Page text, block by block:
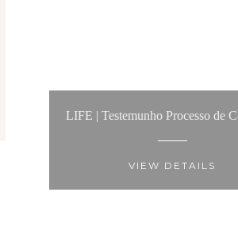
VIEW DETAILS